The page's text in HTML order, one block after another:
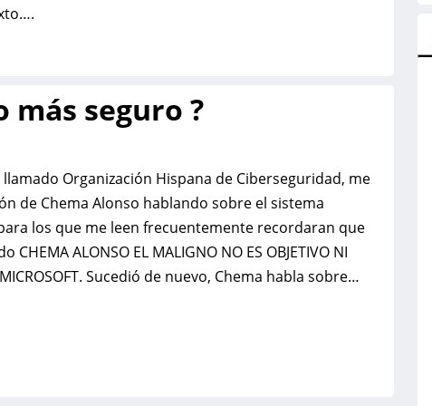
más seguro ?
Organización Hispana de Ciberseguridad, me
de Chema Alonso hablando sobre el sistema
los que me leen frecuentemente recordaran que
ALONSO EL MALIGNO NO ES OBJETIVO NI
MICROSOFT. Sucedió de nuevo, Chema habla sobre…